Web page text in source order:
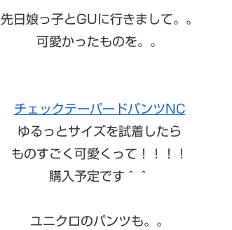
先日娘っ子とGUに行きまして。。
可愛かったものを。。
チェックテーパードパンツNC
ゆるっとサイズを試着したら
ものすごく可愛くって！！！！
購入予定です＾＾
ユニクロのパンツも。。